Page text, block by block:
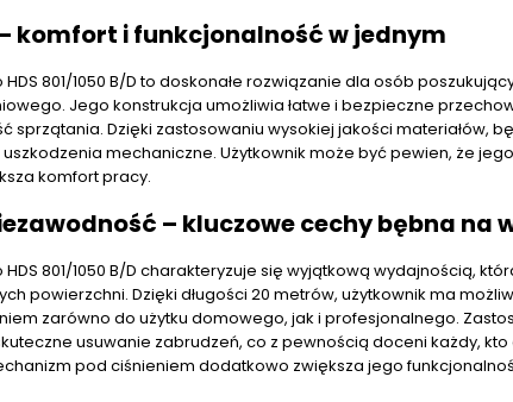
komfort i funkcjonalność w jednym
801/1050 B/D to doskonałe rozwiązanie dla osób
Jego konstrukcja umożliwia łatwe i bezpieczne
sprzątania. Dzięki zastosowaniu wysokiej jakości materiałów,
mechaniczne. Użytkownik może być pewien, że
komfort pracy.
– kluczowe cechy bębna na
801/1050 B/D charakteryzuje się wyjątkową wydajnością,
powierzchni. Dzięki długości 20 metrów, użytkownik ma
zarówno do użytku domowego, jak i profesjonalnego.
usuwanie zabrudzeń, co z pewnością doceni każdy,
pod ciśnieniem dodatkowo zwiększa jego